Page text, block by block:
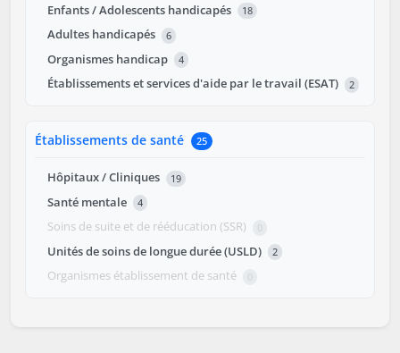
Enfants / Adolescents handicapés 18
Adultes handicapés 6
Organismes handicap 4
Établissements et services d'aide par le travail (ESAT) 2
Établissements de santé 25
Hôpitaux / Cliniques 19
Santé mentale 4
Soins de suite et de rééducation (SSR) 0
Unités de soins de longue durée (USLD) 2
Organismes établissement de santé 0